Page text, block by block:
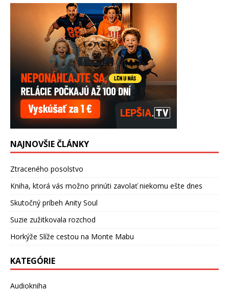
NAJNOVŠIE ČLÁNKY
Ztraceného posolstvo
Kniha, ktorá vás možno prinúti zavolať niekomu ešte dnes
Skutočný príbeh Anity Soul
Suzie zužitkovala rozchod
Horkýže Slíže cestou na Monte Mabu
KATEGÓRIE
Audiokniha